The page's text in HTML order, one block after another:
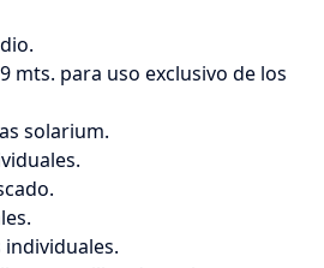
mts. para uso exclusivo de los
solarium.